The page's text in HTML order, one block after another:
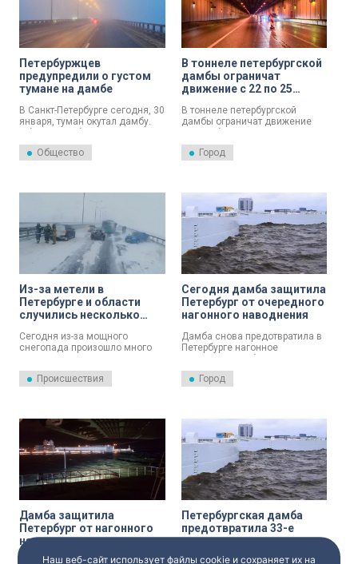
Петербуржцев
предупредили о густом
тумане на дамбе
В Санкт-Петербурге сегодня, 30
января, туман окутал дамбу.
Об этом сообщили в пресс-
службе Дирекции Комплекса
защитных сооружений (КЗС).
Общество
В тоннеле петербургской
дамбы ограничат
движение с 22 по 25
В тоннеле петербургской
дамбы ограничат движение
автомобилей с 22 по 25
января. Об этом сообщили в
дирекции комплекса защитных
Город
Из-за метели в
Петербурге и области
случились несколько
Сегодня из-за мощного
снегопада произошло много
внутреннем кольце в районе
дамбы.Происшествия
Сегодня дамба защитила
Петербург от очередного
нагонного наводнения
Дамба снова предотвратила в
Петербурге нагонное
наводнение. Об успешной
работе комплекса защитных
сооружений 15 октября
Город
Дамба защитила
Петербург от нагонного
наводнения
Петербургская дамба
предотвратила 33-е
нагонное наводнение
Наш веб-сайт использует файлы cookie и сохраняет их на